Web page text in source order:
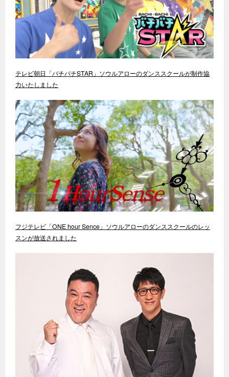
テレビ朝日「バチバチSTAR」ソウルアローのダンススクールが制作協
力いたしました
フジテレビ「ONE hour Sence」ソウルアローのダンススクールのレッ
スンが放送されました